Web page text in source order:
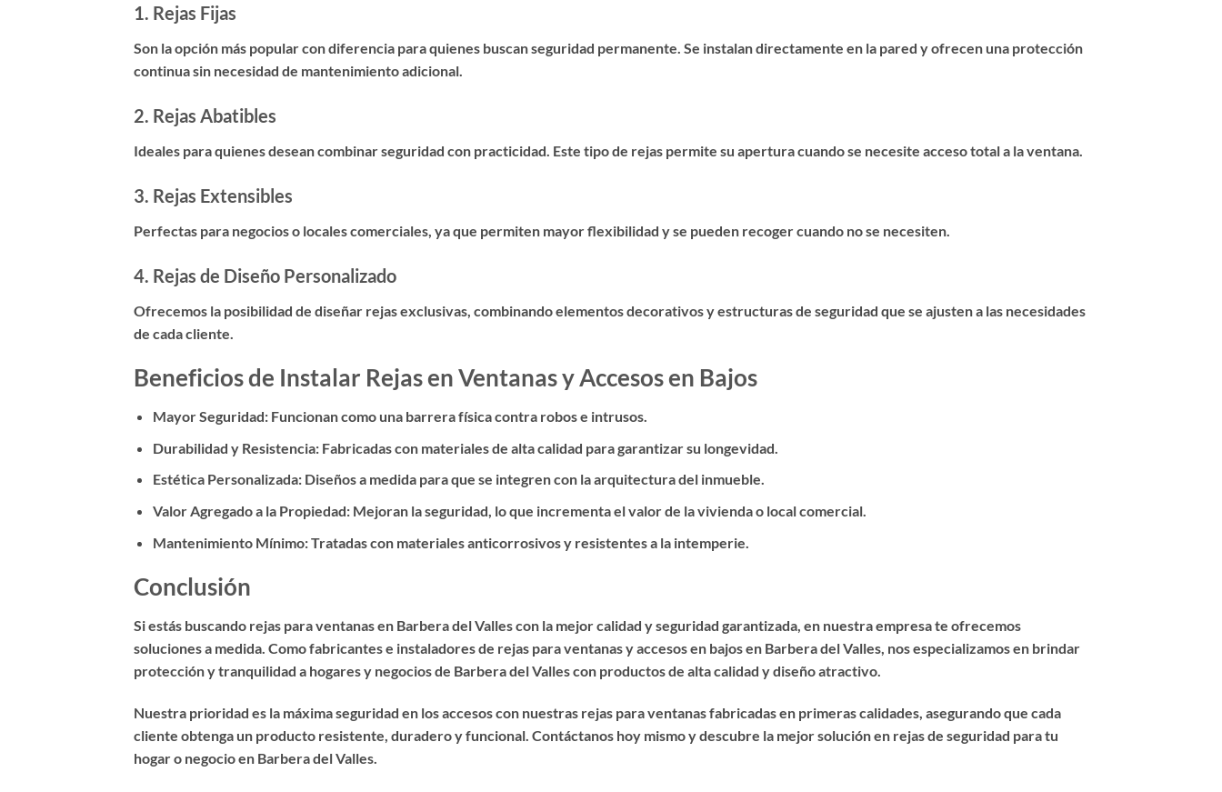
1. Rejas Fijas
Son la opción más popular con diferencia para quienes buscan seguridad permanente. Se instalan directamente en la pared y ofrecen una protección
continua sin necesidad de mantenimiento adicional.
2. Rejas Abatibles
Ideales para quienes desean combinar seguridad con practicidad. Este tipo de rejas permite su apertura cuando se necesite acceso total a la ventana.
3. Rejas Extensibles
Perfectas para negocios o locales comerciales, ya que permiten mayor flexibilidad y se pueden recoger cuando no se necesiten.
4. Rejas de Diseño Personalizado
Ofrecemos la posibilidad de diseñar rejas exclusivas, combinando elementos decorativos y estructuras de seguridad que se ajusten a las necesidades
de cada cliente.
Beneficios de Instalar Rejas en Ventanas y Accesos en Bajos
Mayor Seguridad:Funcionan como una barrera física contra robos e intrusos.
Durabilidad y Resistencia:Fabricadas con materiales de alta calidad para garantizar su longevidad.
Estética Personalizada:Diseños a medida para que se integren con la arquitectura del inmueble.
Valor Agregado a la Propiedad:Mejoran la seguridad, lo que incrementa el valor de la vivienda o local comercial.
Mantenimiento Mínimo:Tratadas con materiales anticorrosivos y resistentes a la intemperie.
Conclusión
Si estás buscando rejas para ventanas en Barbera del Vallescon la mejor calidad y seguridad garantizada, en nuestra empresa te ofrecemos
soluciones a medida. Comofabricantes e instaladores de rejas para ventanas y accesos en bajos en Barbera del Valles, nos especializamos en brindar
protección y tranquilidad a hogares y negocios de Barbera del Valles con productos de alta calidad y diseño atractivo.
Nuestra prioridad es la máxima seguridad en los accesos con nuestras rejas para ventanas fabricadas en primeras calidades, asegurando que cada
cliente obtenga un producto resistente, duradero y funcional. Contáctanos hoy mismo y descubre la mejor solución en rejas de seguridad para tu
hogar o negocio en Barbera del Valles.